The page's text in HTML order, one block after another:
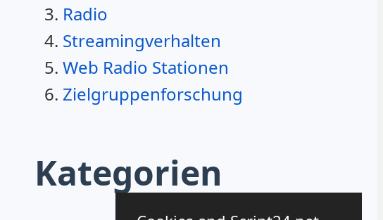
Radio
Streamingverhalten
Web Radio Stationen
Zielgruppenforschung
Kategorien